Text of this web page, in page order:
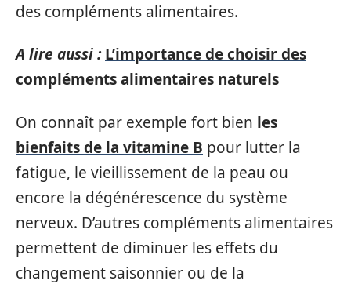
des compléments alimentaires.
A lire aussi : L’importance de choisir des
compléments alimentaires naturels
On connaît par exemple fort bien les
bienfaits de la vitamine B pour lutter la
fatigue, le vieillissement de la peau ou
encore la dégénérescence du système
nerveux. D’autres compléments alimentaires
permettent de diminuer les effets du
changement saisonnier ou de la